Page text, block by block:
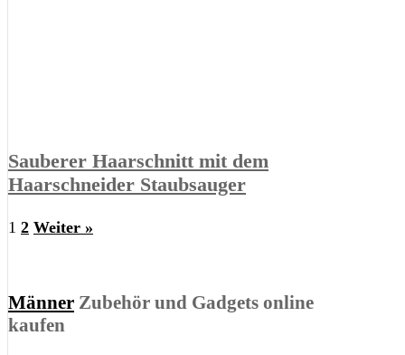
Sauberer Haarschnitt mit dem
Haarschneider Staubsauger
1 2 Weiter »
Männer Zubehör und Gadgets online
kaufen